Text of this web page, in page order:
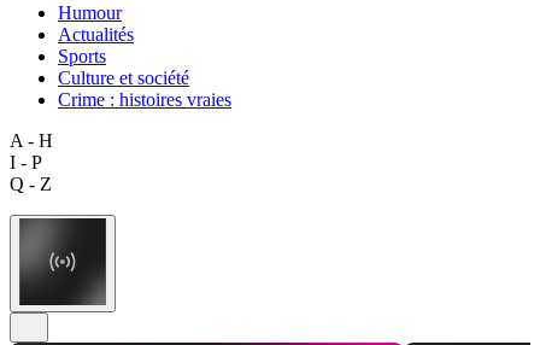
Humour
Actualités
Sports
Culture et société
Crime : histoires vraies
A - H
I - P
Q - Z